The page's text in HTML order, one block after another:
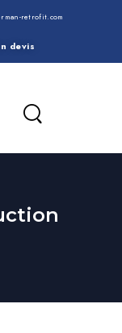
retrofit.com
devis